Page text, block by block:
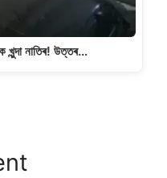
খুন্দা নাতিৰ! উত্তৰ…